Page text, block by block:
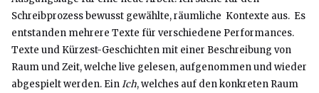
Schreibprozess bewusst gewählte, räumliche Kontexte aus. Es
entstanden mehrere Texte für verschiedene Performances.
Texte und Kürzest-Geschichten mit einer Beschreibung von
Raum und Zeit, welche live gelesen, aufgenommen und wieder
abgespielt werden. EinIch, welches auf den konkreten Raum